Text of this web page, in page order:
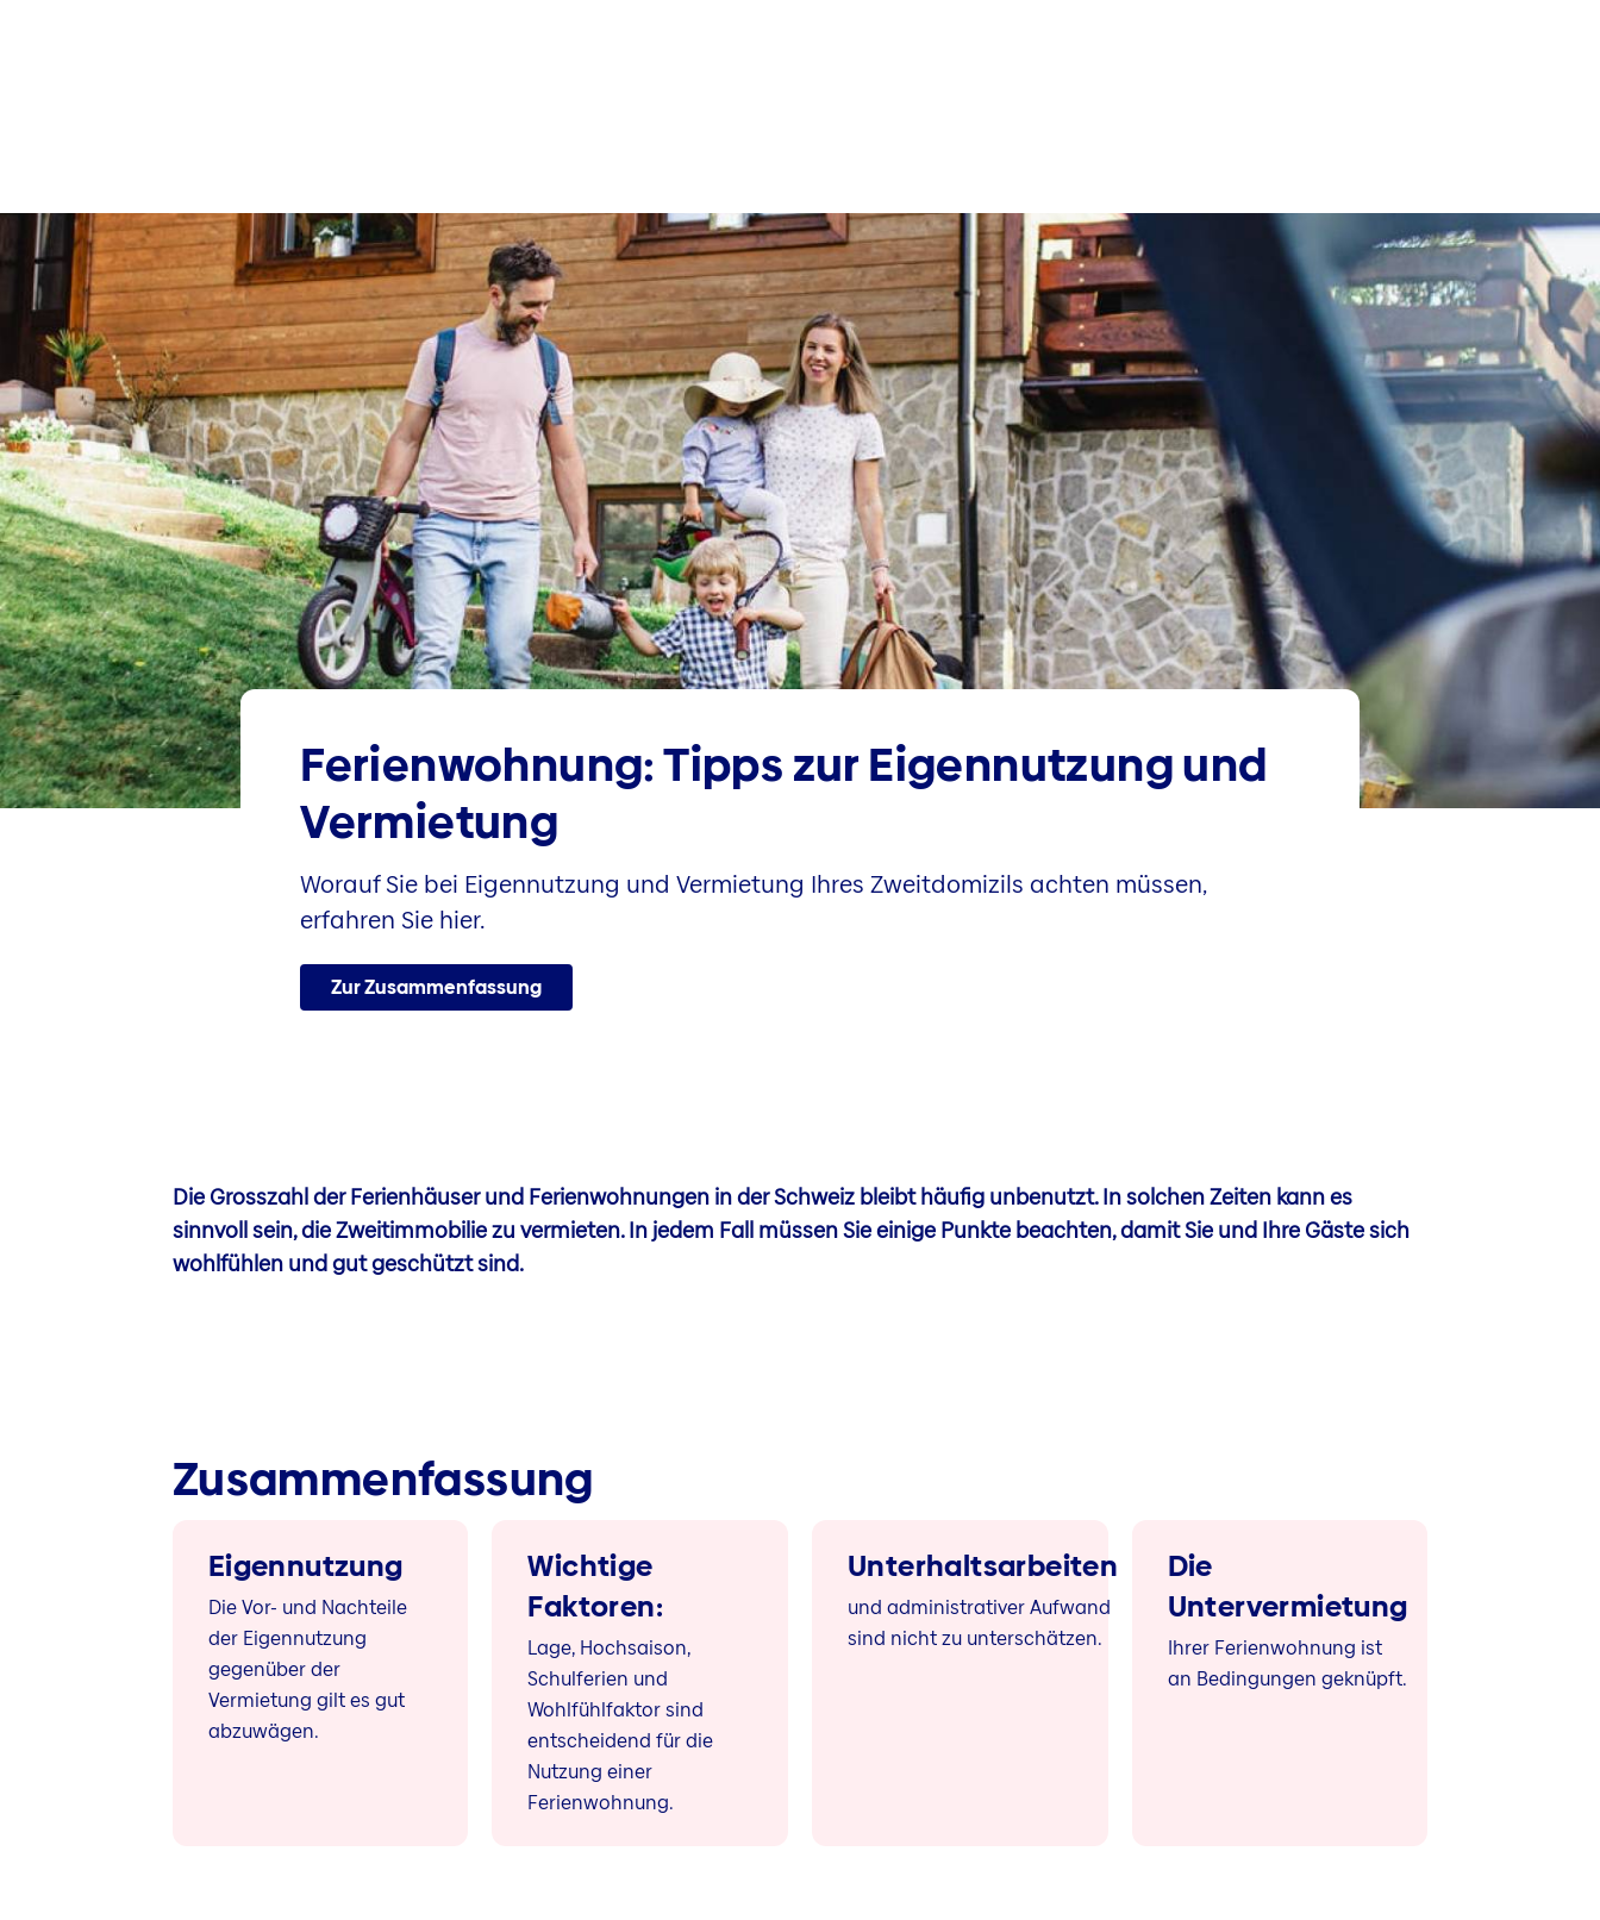
Ferienwohnung: Tipps zur Eigennutzung und
Vermietung
Worauf Sie bei Eigennutzung und Vermietung Ihres Zweitdomizils achten müssen,
erfahren Sie hier.
Zur Zusammenfassung
Die Grosszahl der Ferienhäuser und Ferienwohnungen in der Schweiz bleibt häufig unbenutzt. In solchen Zeiten kann es
sinnvoll sein, die Zweitimmobilie zu vermieten. In jedem Fall müssen Sie einige Punkte beachten, damit Sie und Ihre Gäste sich
wohlfühlen und gut geschützt sind.
Zusammenfassung
Eigennutzung
Die Vor- und Nachteile
der Eigennutzung
gegenüber der
Vermietung gilt es gut
abzuwägen.
Wichtige
Faktoren:
Lage, Hochsaison,
Schulferien und
Wohlfühlfaktor sind
entscheidend für die
Nutzung einer
Ferienwohnung.
Unterhaltsarbeiten
und administrativer Aufwand
sind nicht zu unterschätzen.
Die
Untervermietung
Ihrer Ferienwohnung ist
an Bedingungen geknüpft.